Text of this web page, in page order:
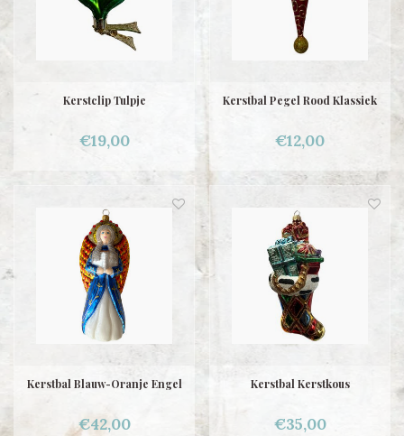
Kerstclip Tulpje
€19,00
Kerstbal Pegel Rood Klassiek
€12,00
Kerstbal Blauw-Oranje Engel
€42,00
Kerstbal Kerstkous
€35,00